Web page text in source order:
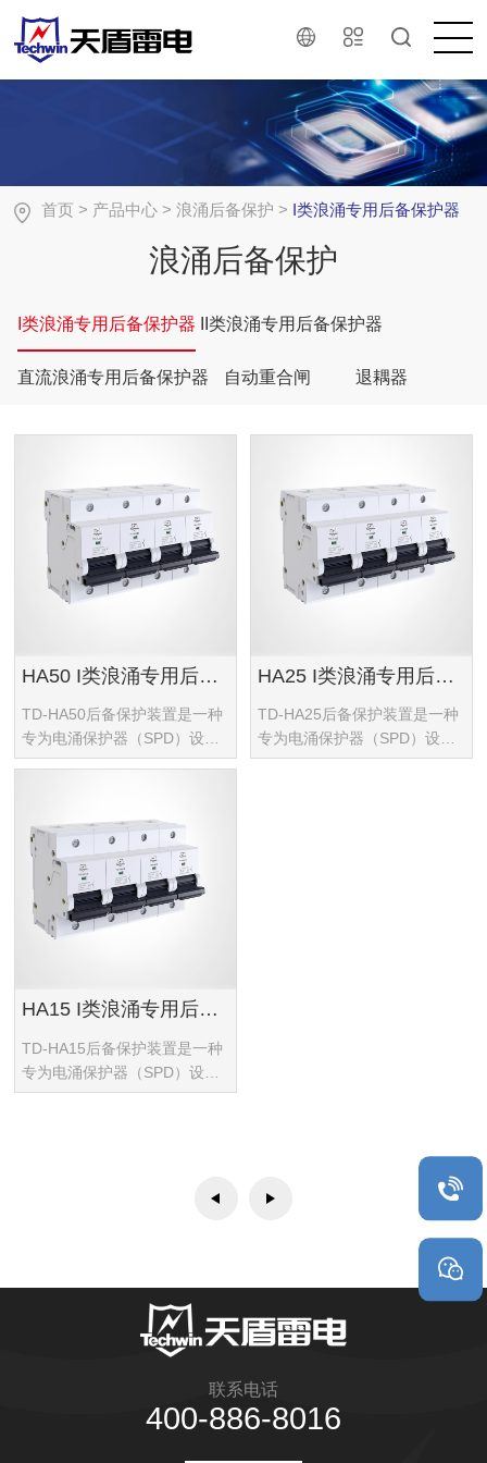
首页 > 产品中心> 浪涌后备保护 > I类浪涌专用后备保护器
浪涌后备保护
I类浪涌专用后备保护器 II类浪涌专用后备保护器
直流浪涌专用后备保护器 自动重合闸 退耦器
HA50 I类浪涌专用后备保护器
TD-HA50后备保护装置是一种
专为电涌保护器（SPD）设计
的串联外部脱离装置
HA25 I类浪涌专用后备保护器
TD-HA25后备保护装置是一种
专为电涌保护器（SPD）设计
的外部脱离装置，用于低压电
HA15 I类浪涌专用后备保护器
TD-HA15后备保护装置是一种
专为电涌保护器（SPD）设计
的外部脱离装置，用于低压电
联系电话
400-886-8016